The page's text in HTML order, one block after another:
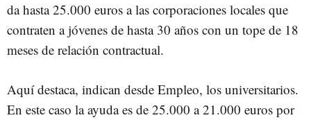
da hasta 25.000 euros a las corporaciones locales que
contraten a jóvenes de hasta 30 años con un tope de 18
meses de relación contractual.
Aquí destaca, indican desde Empleo, los universitarios.
En este caso la ayuda es de 25.000 a 21.000 euros por